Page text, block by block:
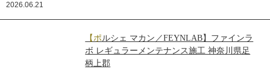
2026.06.21
【ポルシェ マカン／FEYNLAB】ファインラ
ボ レギュラーメンテナンス施工 神奈川県足
柄上郡